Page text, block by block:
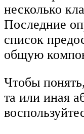
несколько
Последние
список
общую
Чтобы
та или иная